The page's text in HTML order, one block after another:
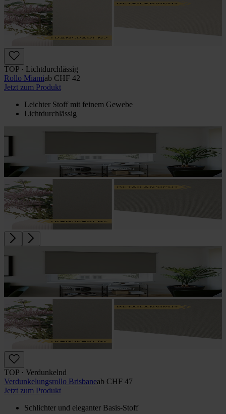
TOP · Lichtdurchlässig
Rollo Miamiab CHF 42
Jetzt zum Produkt
Leichter Stoff mit feinem Gewebe
Lichtdurchlässig
TOP · Verdunkelnd
Verdunkelungs­rollo Brisbaneab CHF 47
Jetzt zum Produkt
Schlichter und eleganter Basis-Stoff